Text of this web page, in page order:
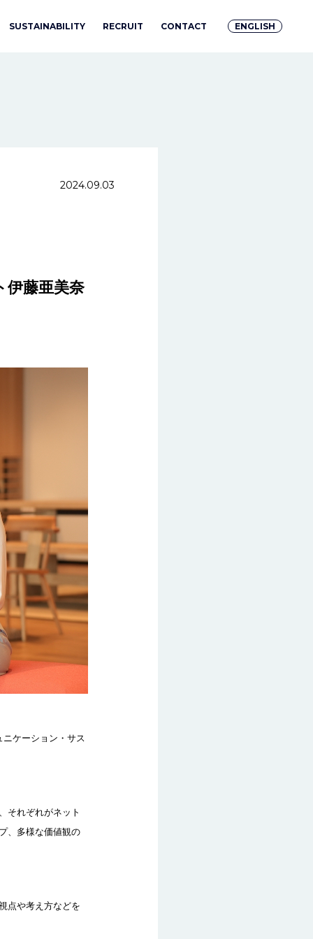
SUSTAINABILITY RECRUIT CONTACT ENGLISH
2024.09.03
伊藤亜美奈
ケーション・サス
それぞれがネット
、多様な価値観の
点や考え方などを